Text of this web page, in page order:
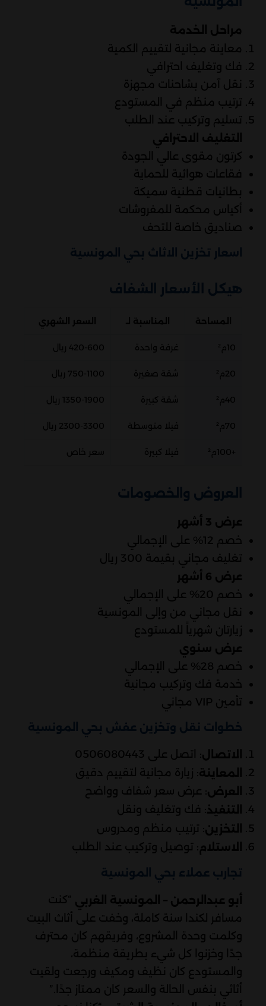
مراحل الخدمة
معاينة مجانية لتقييم الكمية
فك وتغليف احترافي
نقل آمن بشاحنات مجهزة
ترتيب منظم في المستودع
تسليم وتركيب عند الطلب
التغليف الاحترافي
كرتون مقوى عالي الجودة
فقاعات هوائية للحماية
بطانيات قطنية سميكة
أكياس محكمة للمفروشات
صناديق خاصة للتحف
اسعار تخزين الاثاث بحي المونسية
هيكل الأسعار الشفاف
المساحة المناسبة لـ السعر الشهري
10م² غرفة واحدة 420-600 ريال
20م² شقة صغيرة 750-1100 ريال
40م² شقة كبيرة 1350-1900 ريال
70م² فيلا متوسطة 2300-3300 ريال
+100م² فيلا كبيرة سعر خاص
العروض والخصومات
عرض 3 أشهر
خصم 12% على الإجمالي
تغليف مجاني بقيمة 300 ريال
عرض 6 أشهر
خصم 20% على الإجمالي
نقل مجاني من وإلى المونسية
زيارتان شهرياً للمستودع
عرض سنوي
خصم 28% على الإجمالي
خدمة فك وتركيب مجانية
تأمين VIP مجاني
خطوات نقل وتخزين عفش بحي المونسية
الاتصال: اتصل على 0506080443
المعاينة: زيارة مجانية لتقييم دقيق
العرض: عرض سعر شفاف وواضح
التنفيذ: فك وتغليف ونقل
التخزين: ترتيب منظم ومدروس
الاستلام: توصيل وتركيب عند الطلب
تجارب عملاء بحي المونسية
أبو عبدالرحمن – المونسية الغربي “كنت
مسافر لكندا سنة كاملة، وخفت على أثاث البيت
وكلمت وحدة المشروع، وفريقهم كان محترف
جدًا وخزنوا كل شيء بطريقة منظمة،
والمستودع كان نظيف ومكيف ورجعت ولقيت
أثاثي بنفس الحالة والسعر كان ممتاز جدًا.”